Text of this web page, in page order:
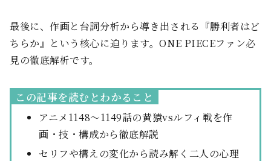
最後に、作画と台詞分析から導き出される『勝利者はど
ちらか』という核心に迫ります。ONE PIECEファン必
見の徹底解析です。
この記事を読むとわかること
アニメ1148〜1149話の黄猿vsルフィ戦を作
画・技・構成から徹底解説
セリフや構えの変化から読み解く二人の心理